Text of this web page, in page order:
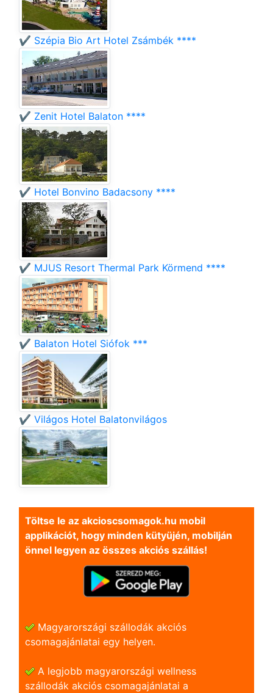
✔️ Szépia Bio Art Hotel Zsámbék ****
✔️ Zenit Hotel Balaton ****
✔️ Hotel Bonvino Badacsony ****
✔️ MJUS Resort Thermal Park Körmend ****
✔️ Balaton Hotel Siófok ***
✔️ Világos Hotel Balatonvilágos
Töltse le az akcioscsomagok.hu mobil
applikációt, hogy minden kütyüjén, mobilján
önnel legyen az összes akciós szállás!
Magyarországi szállodák akciós
csomagajánlatai egy helyen.
A legjobb magyarországi wellness
szállodák akciós csomagajánlatai a